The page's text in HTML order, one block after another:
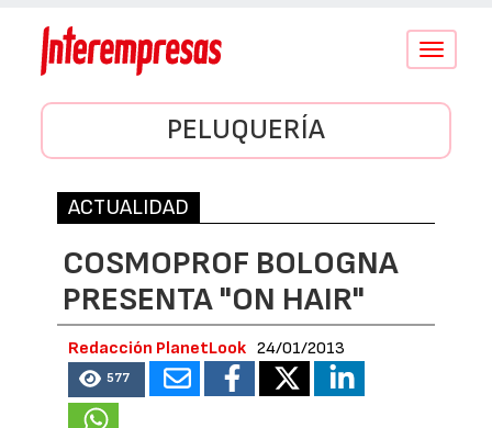
Conmutar
PELUQUERÍA
ACTUALIDAD
COSMOPROF BOLOGNA
PRESENTA "ON HAIR"
Redacción PlanetLook 24/01/2013
577